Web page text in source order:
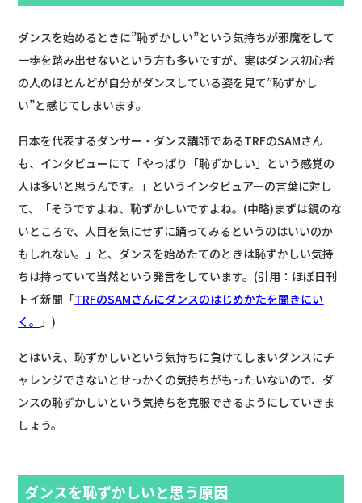
ダンスを始めるときに”恥ずかしい”という気持ちが邪魔をして
一歩を踏み出せないという方も多いですが、実はダンス初心者
の人のほとんどが自分がダンスしている姿を見て”恥ずかし
い”と感じてしまいます。
日本を代表するダンサー・ダンス講師であるTRFのSAMさん
も、インタビューにて「やっぱり「恥ずかしい」という感覚の
人は多いと思うんです。」というインタビュアーの言葉に対し
て、「そうですよね、恥ずかしいですよね。(中略)まずは鏡のな
いところで、人目を気にせずに踊ってみるというのはいいのか
もしれない。」と、ダンスを始めたてのときは恥ずかしい気持
ちは持っていて当然という発言をしています。(引用：ほぼ日刊
トイ新聞「TRFのSAMさんにダンスのはじめかたを聞きにい
く。 」)
とはいえ、恥ずかしいという気持ちに負けてしまいダンスにチ
ャレンジできないとせっかくの気持ちがもったいないので、ダ
ンスの恥ずかしいという気持ちを克服できるようにしていきま
しょう。
ダンスを恥ずかしいと思う原因